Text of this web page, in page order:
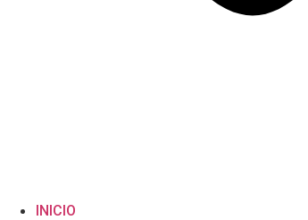
INICIO